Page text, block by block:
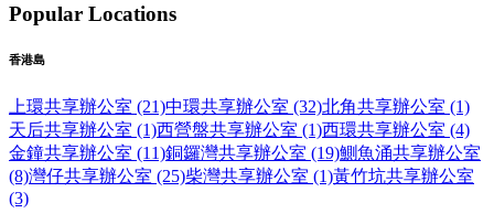
Popular Locations
香港島
上環共享辦公室 (21)中環共享辦公室 (32)北角共享辦公室 (1)
天后共享辦公室 (1)西營盤共享辦公室 (1)西環共享辦公室 (4)
金鐘共享辦公室 (11)銅鑼灣共享辦公室 (19)鰂魚涌共享辦公室
(8)灣仔共享辦公室 (25)柴灣共享辦公室 (1)黃竹坑共享辦公室
(3)